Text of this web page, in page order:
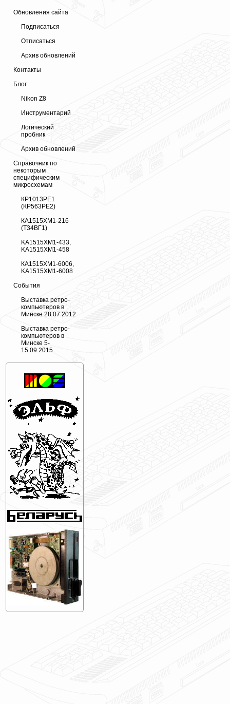
Обновления сайта
Подписаться
Отписаться
Архив обновлений
Контакты
Блог
Nikon Z8
Инструментарий
Логический
пробник
Архив обновлений
Справочник по
некоторым
специфическим
микросхемам
КР1013РЕ1
(КР563РЕ2)
КА1515ХМ1-216
(Т34ВГ1)
KA1515XM1-433,
KA1515XM1-458
КА1515ХМ1-6006,
KA1515XM1-6008
События
Выставка ретро-
компьютеров в
Минске 28.07.2012
Выставка ретро-
компьютеров в
Минске 5-
15.09.2015